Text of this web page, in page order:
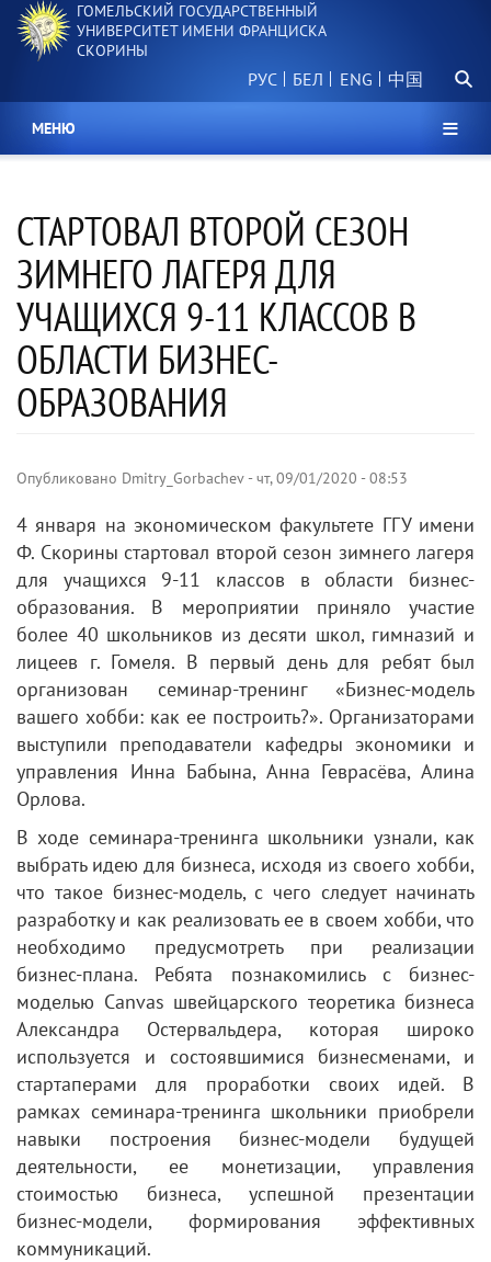
Перейти
основному
ГОМЕЛЬСКИЙ ГОСУДАРСТВЕННЫЙ
УНИВЕРСИТЕТ ИМЕНИ ФРАНЦИСКА
СКОРИНЫ
РУС БЕЛ 中国
МЕНЮ
СТАРТОВАЛ ВТОРОЙ СЕЗОН
ЗИМНЕГО ЛАГЕРЯ ДЛЯ
УЧАЩИХСЯ 9-11 КЛАССОВ В
ОБЛАСТИ БИЗНЕС-
ОБРАЗОВАНИЯ
Опубликовано Dmitry_Gorbachev-чт, 09/01/2020 - 08:53
4 января на экономическом факультете ГГУ имени
Ф. Скорины стартовал второй сезон зимнего лагеря
для учащихся 9-11 классов в области бизнес-
образования. В мероприятии приняло участие
более 40 школьников из десяти школ, гимназий и
лицеев г. Гомеля. В первый день для ребят был
организован семинар-тренинг «Бизнес-модель
вашего хобби: как ее построить?». Организаторами
выступили преподаватели кафедры экономики и
управления Инна Бабына, Анна Геврасёва, Алина
Орлова.
В ходе семинара-тренинга школьники узнали, как
выбрать идею для бизнеса, исходя из своего хобби,
что такое бизнес-модель, с чего следует начинать
разработку и как реализовать ее в своем хобби, что
необходимо предусмотреть при реализации
бизнес-плана. Ребята познакомились с бизнес-
моделью Canvas швейцарского теоретика бизнеса
Александра Остервальдера, которая широко
используется и состоявшимися бизнесменами, и
стартаперами для проработки своих идей. В
рамках семинара-тренинга школьники приобрели
навыки построения бизнес-модели будущей
деятельности, ее монетизации, управления
стоимостью бизнеса, успешной презентации
бизнес-модели, формирования эффективных
коммуникаций.